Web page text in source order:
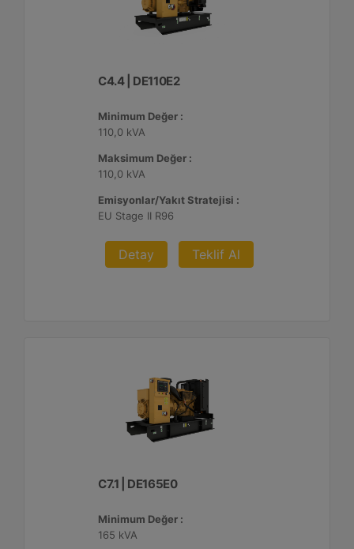
C4.4 | DE110E2
Minimum Değer :
110,0 kVA
Maksimum Değer :
110,0 kVA
Emisyonlar/Yakıt Stratejisi :
EU Stage II R96
Detay Teklif Al
C7.1 | DE165E0
Minimum Değer :
165 kVA